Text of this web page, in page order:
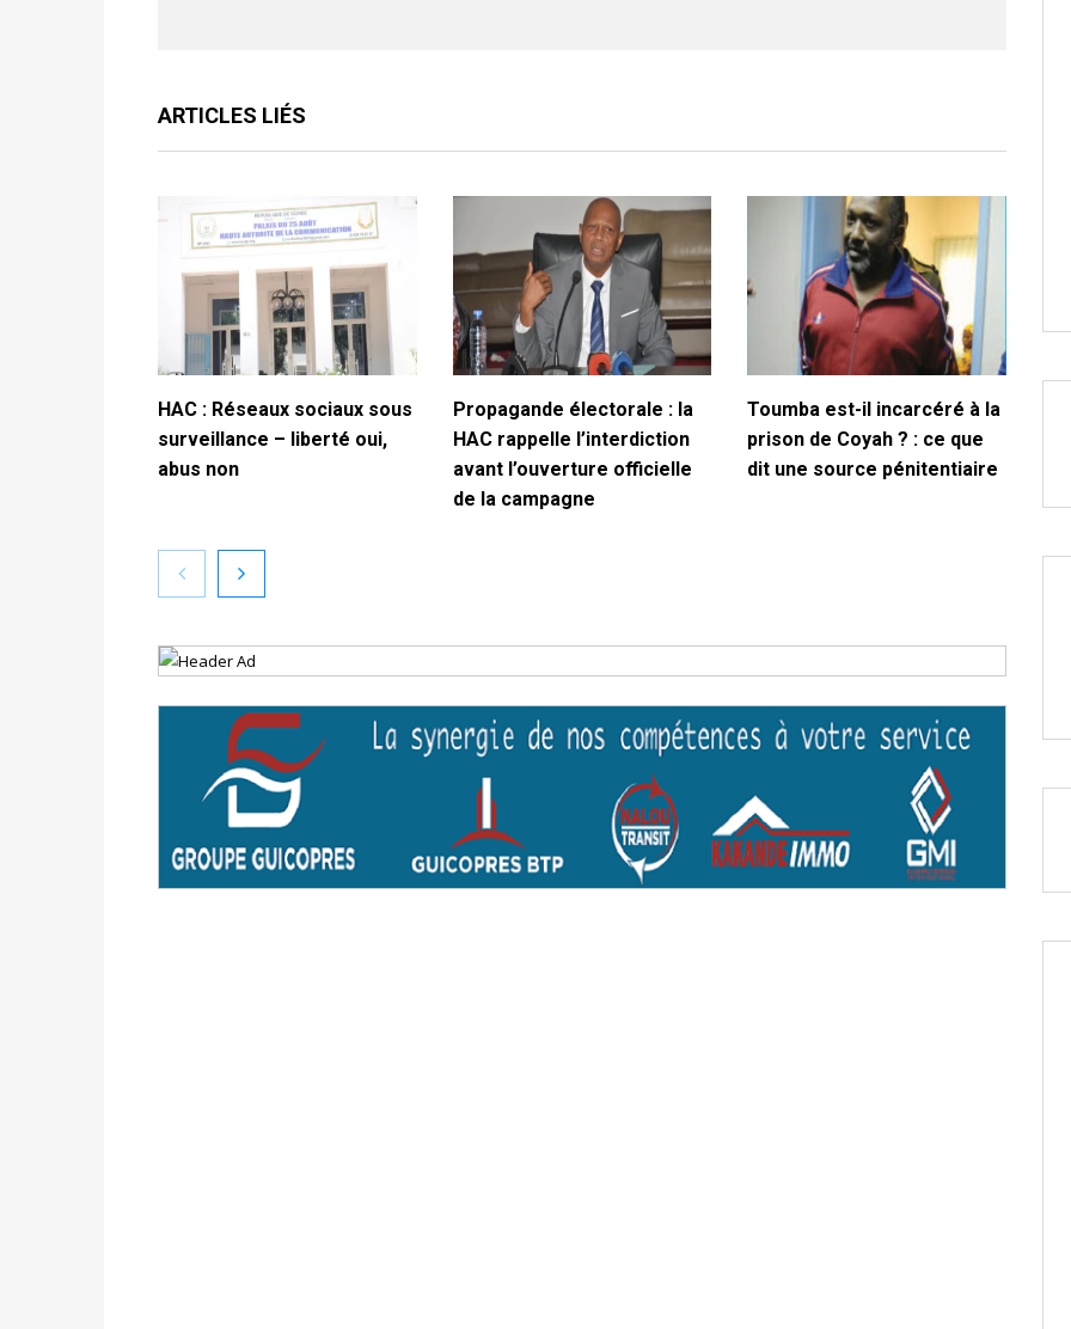
ARTICLES LIÉS
HAC : Réseaux sociaux sous
surveillance – liberté oui,
abus non
Propagande électorale : la
HAC rappelle l’interdiction
avant l’ouverture officielle
de la campagne
Toumba est-il incarcéré à la
prison de Coyah ? : ce que
dit une source pénitentiaire